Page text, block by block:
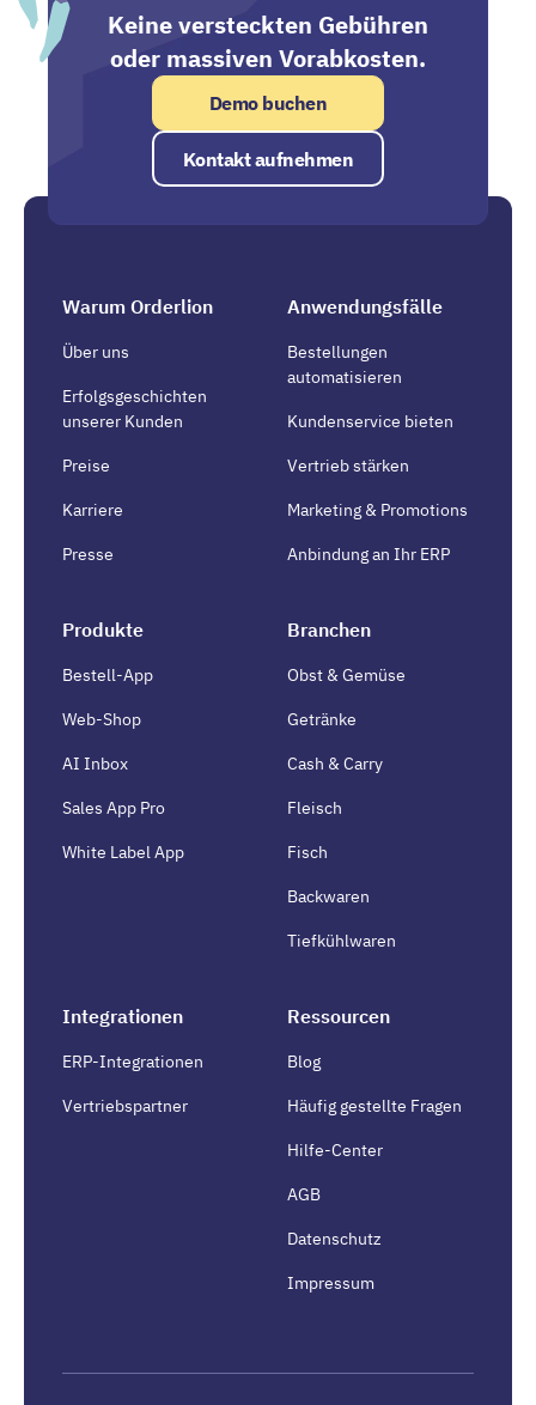
Keine versteckten Gebühren
oder massiven Vorabkosten.
Demo buchen
Kontakt aufnehmen
Warum Orderlion
Über uns
Erfolgsgeschichten
unserer Kunden
Preise
Karriere
Presse
Anwendungsfälle
Bestellungen
automatisieren
Kundenservice bieten
Vertrieb stärken
Marketing & Promotions
Anbindung an Ihr ERP
Produkte
Bestell-App
Web-Shop
AI Inbox
Sales App Pro
White Label App
Branchen
Obst & Gemüse
Getränke
Cash & Carry
Fleisch
Fisch
Backwaren
Tiefkühlwaren
Integrationen
ERP-Integrationen
Vertriebspartner
Ressourcen
Blog
Häufig gestellte Fragen
Hilfe-Center
AGB
Datenschutz
Impressum